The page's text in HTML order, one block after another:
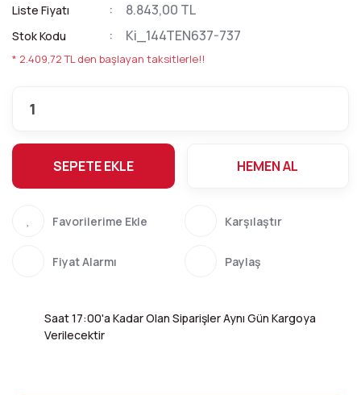
Liste Fiyatı 8.843,00 TL
Stok Kodu Ki_144TEN637-737
* 2.409,72 TL den başlayan taksitlerle!!
SEPETE EKLE HEMEN AL
Karşılaştır
Fiyat Alarmı Paylaş
Saat 17:00'a Kadar Olan Siparişler Aynı Gün Kargoya
Verilecektir